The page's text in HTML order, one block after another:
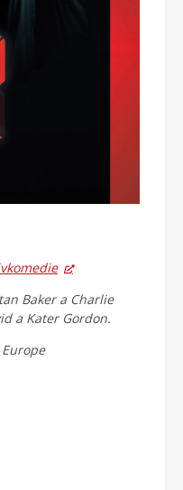
Baker a Charlie
a Kater Gordon.